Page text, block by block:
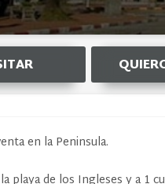
en la Peninsula.